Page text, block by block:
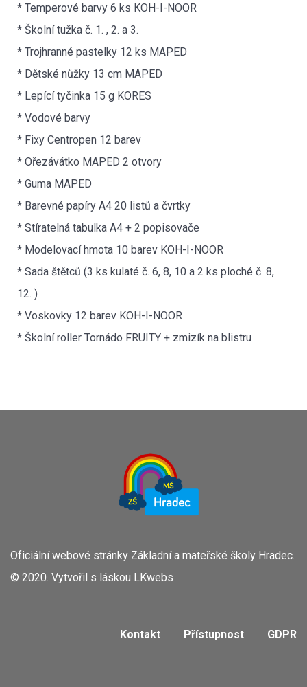
* Temperové barvy 6 ks KOH-I-NOOR
* Školní tužka č. 1. , 2. a 3.
* Trojhranné pastelky 12 ks MAPED
* Dětské nůžky 13 cm MAPED
* Lepící tyčinka 15 g KORES
* Vodové barvy
* Fixy Centropen 12 barev
* Ořezávátko MAPED 2 otvory
* Guma MAPED
* Barevné papíry A4 20 listů a čvrtky
* Stíratelná tabulka A4 + 2 popisovače
* Modelovací hmota 10 barev KOH-I-NOOR
* Sada štětců (3 ks kulaté č. 6, 8, 10 a 2 ks ploché č. 8,
12. )
* Voskovky 12 barev KOH-I-NOOR
* Školní roller Tornádo FRUITY + zmizík na blistru
Oficiální webové stránky Základní a mateřské školy Hradec.
© 2020. Vytvořil s láskou LKwebs
Kontakt Přístupnost GDPR